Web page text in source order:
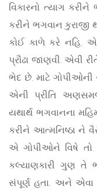
વિકારનો ત્યાગ
કરીને ભગવાન
કોઈ કાળે કરે નહિ.
પ્રૌઢા જાણવી. એવી
ભેદ છે. માટે
એની પ્રીતિ
યથાર્થ ભગવાનના
કરીને આત્મનિષ્ઠા ને
એ ગોપીઓને વિષે
કલ્યાણકારી ગુણ તે
સંપૂર્ણ હતા. અને એવા